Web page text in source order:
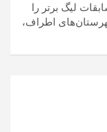
لیگ برتر را
اطراف،